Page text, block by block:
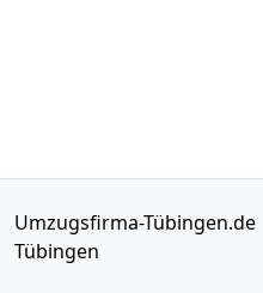
Umzugsfirma-Tübingen.de
Tübingen